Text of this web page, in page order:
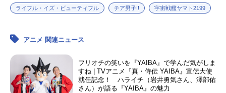
ライフル・イズ・ビューティフル チア男子!! 宇宙戦艦ヤマト2199
アニメ 関連ニュース
フリオチの笑いを『YAIBA』で学んだ気がしま
すね | TVアニメ『真・侍伝 YAIBA』宣伝大使
就任記念！ ハライチ（岩井勇気さん、澤部佑
さん）が語る『YAIBA』の魅力